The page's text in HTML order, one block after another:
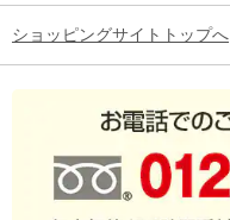
ショッピングサイトトップへ